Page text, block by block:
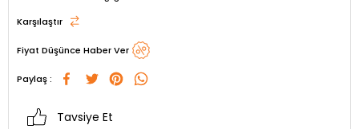
Karşılaştır
Fiyat Düşünce Haber Ver
Paylaş :
Tavsiye Et